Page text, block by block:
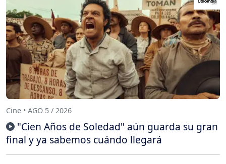
Cine • AGO 5 / 2026
"Cien Años de Soledad" aún guarda su gran
final y ya sabemos cuándo llegará